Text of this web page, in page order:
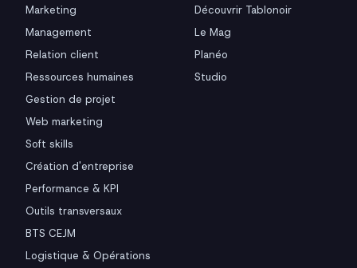
Marketing
Management
Relation client
Ressources humaines
Gestion de projet
Web marketing
Soft skills
Création d'entreprise
Performance & KPI
Outils transversaux
BTS CEJM
Logistique & Opérations
Découvrir Tablonoir
Le Mag
Planéo
Studio